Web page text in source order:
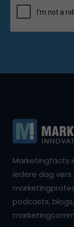
Marketingfacts
iedere dag
podcasts,